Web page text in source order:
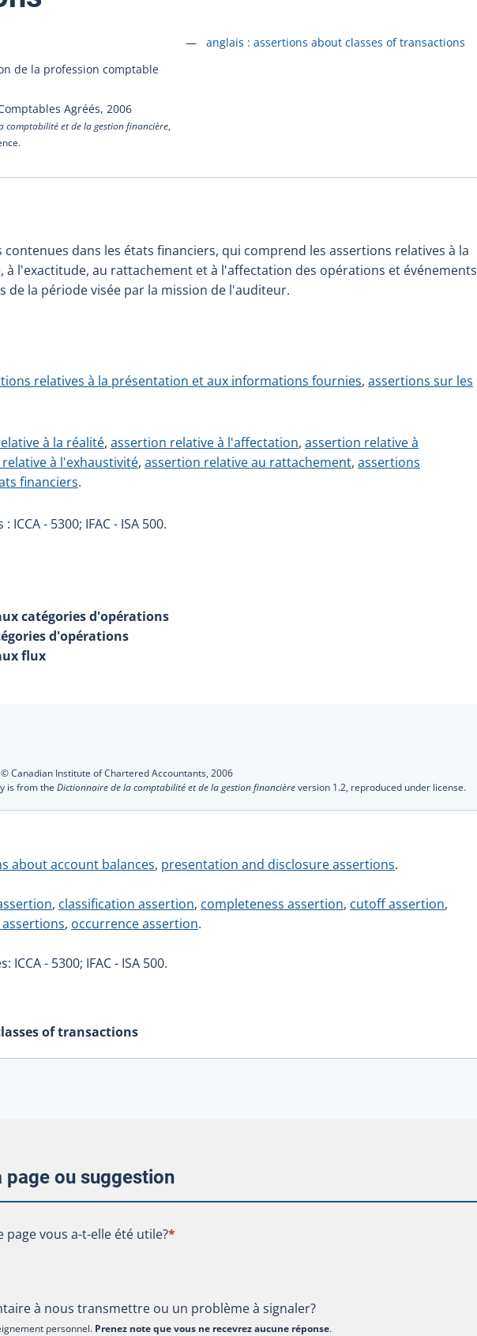
de la profession comptable
Agréés, 2006
comptabilité et de la gestion financière,
Accéder à la fiche en
anglais : assertions about classes of transactions
dans les états financiers, qui comprend les assertions relatives à la
à l'exactitude, au rattachement et à l'affectation des opérations et événements
de la période visée par la mission de l'auditeur.
relatives à la présentation et aux informations fournies, assertions sur les
à la réalité, assertion relative à l'affectation, assertion relative à
à l'exhaustivité, assertion relative au rattachement, assertions
financiers.
- 5300; IFAC - ISA 500.
catégories d'opérations
d'opérations
flux
© Canadian Institute of Chartered Accountants, 2006
is from the Dictionnaire de la comptabilité et de la gestion financièreversion 1.2, reproduced under license.
about account balances, presentation and disclosure assertions.
, classification assertion, completeness assertion, cutoff assertion,
, occurrence assertion.
ICCA - 5300; IFAC - ISA 500.
of transactions
page ou suggestion
page vous a-t-elle été utile?
page vous a-t-elle été utile?*
à nous transmettre ou un problème à signaler?
personnel. Prenez note que vous ne recevrez aucune réponse.